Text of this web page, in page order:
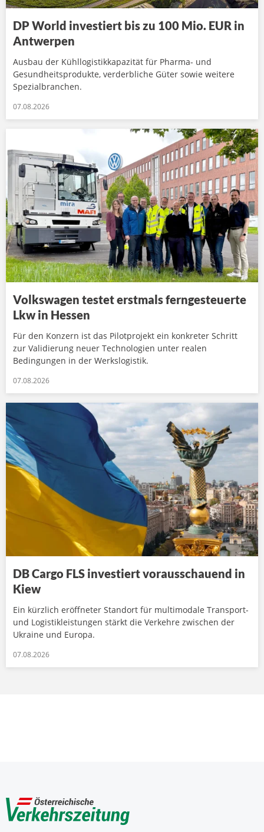
DP World investiert bis zu 100 Mio. EUR in
Antwerpen
Ausbau der Kühllogistikkapazität für Pharma- und
Gesundheitsprodukte, verderbliche Güter sowie weitere
Spezialbranchen.
07.08.2026
Volkswagen testet erstmals ferngesteuerte
Lkw in Hessen
Für den Konzern ist das Pilotprojekt ein konkreter Schritt
zur Validierung neuer Technologien unter realen
Bedingungen in der Werkslogistik.
07.08.2026
DB Cargo FLS investiert vorausschauend in
Kiew
Ein kürzlich eröffneter Standort für multimodale Transport-
und Logistikleistungen stärkt die Verkehre zwischen der
Ukraine und Europa.
07.08.2026